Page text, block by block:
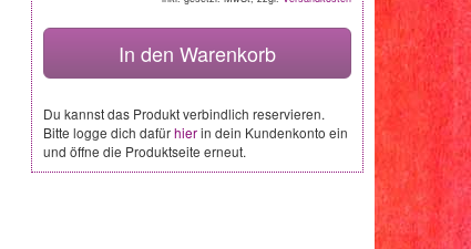
In den Warenkorb
Du kannst das Produkt verbindlich reservieren.
Bitte logge dich dafürhierin dein Kundenkonto ein
und öffne die Produktseite erneut.